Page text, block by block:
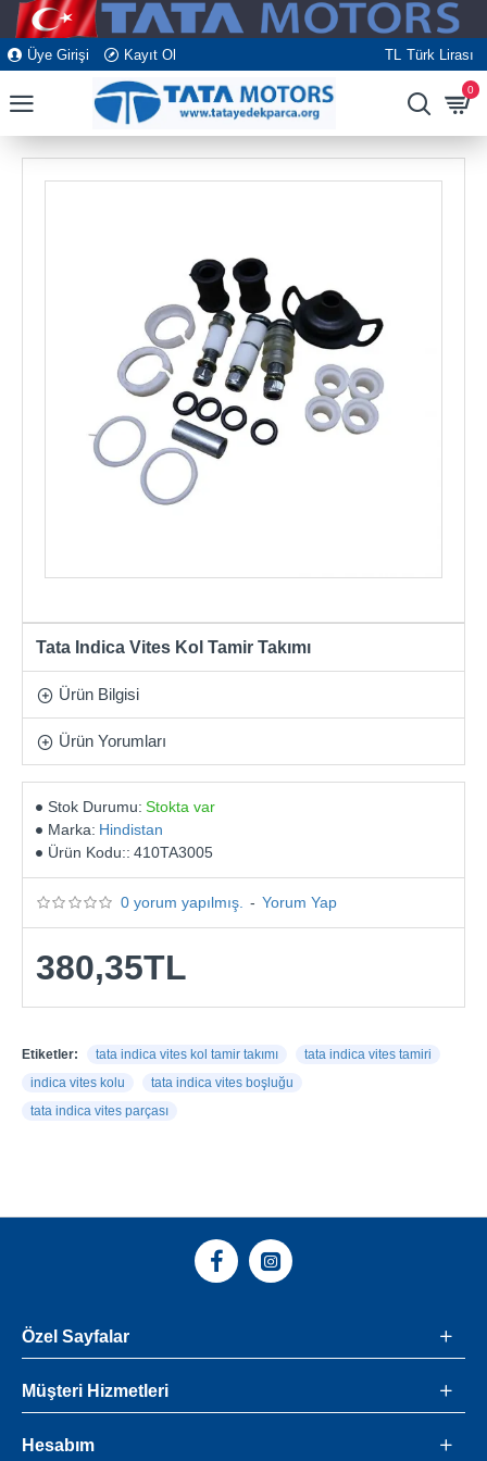
Üye Girişi Kayıt Ol TL Türk Lirası
0
Tata Indica Vites Kol Tamir Takımı
Ürün Bilgisi
Ürün Yorumları
Stok Durumu: Stokta var
Marka: Hindistan
Ürün Kodu:: 410TA3005
0 yorum yapılmış. - Yorum Yap
380,35TL
Etiketler: tata indica vites kol tamir takımı
tata indica vites tamiri
indica vites kolu
tata indica vites boşluğu
tata indica vites parçası
Özel Sayfalar
Müşteri Hizmetleri
Hesabım